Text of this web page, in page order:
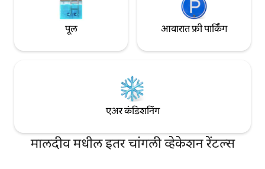
पूल आवारात फ्री पार्किंग
एअर कंडिशनिंग
मालदीव मधील इतर चांगली व्हेकेशन रेंटल्स